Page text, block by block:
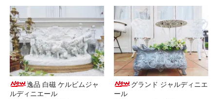
逸品 白磁 ケルビムジャ
ルディニエール
グランド ジャルディニエ
ール